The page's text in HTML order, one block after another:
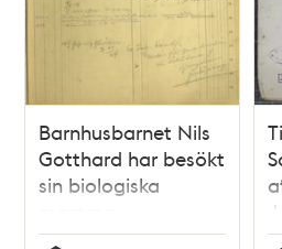
Barnhusbarnet Nils
Gotthard har besökt
sin biologiska